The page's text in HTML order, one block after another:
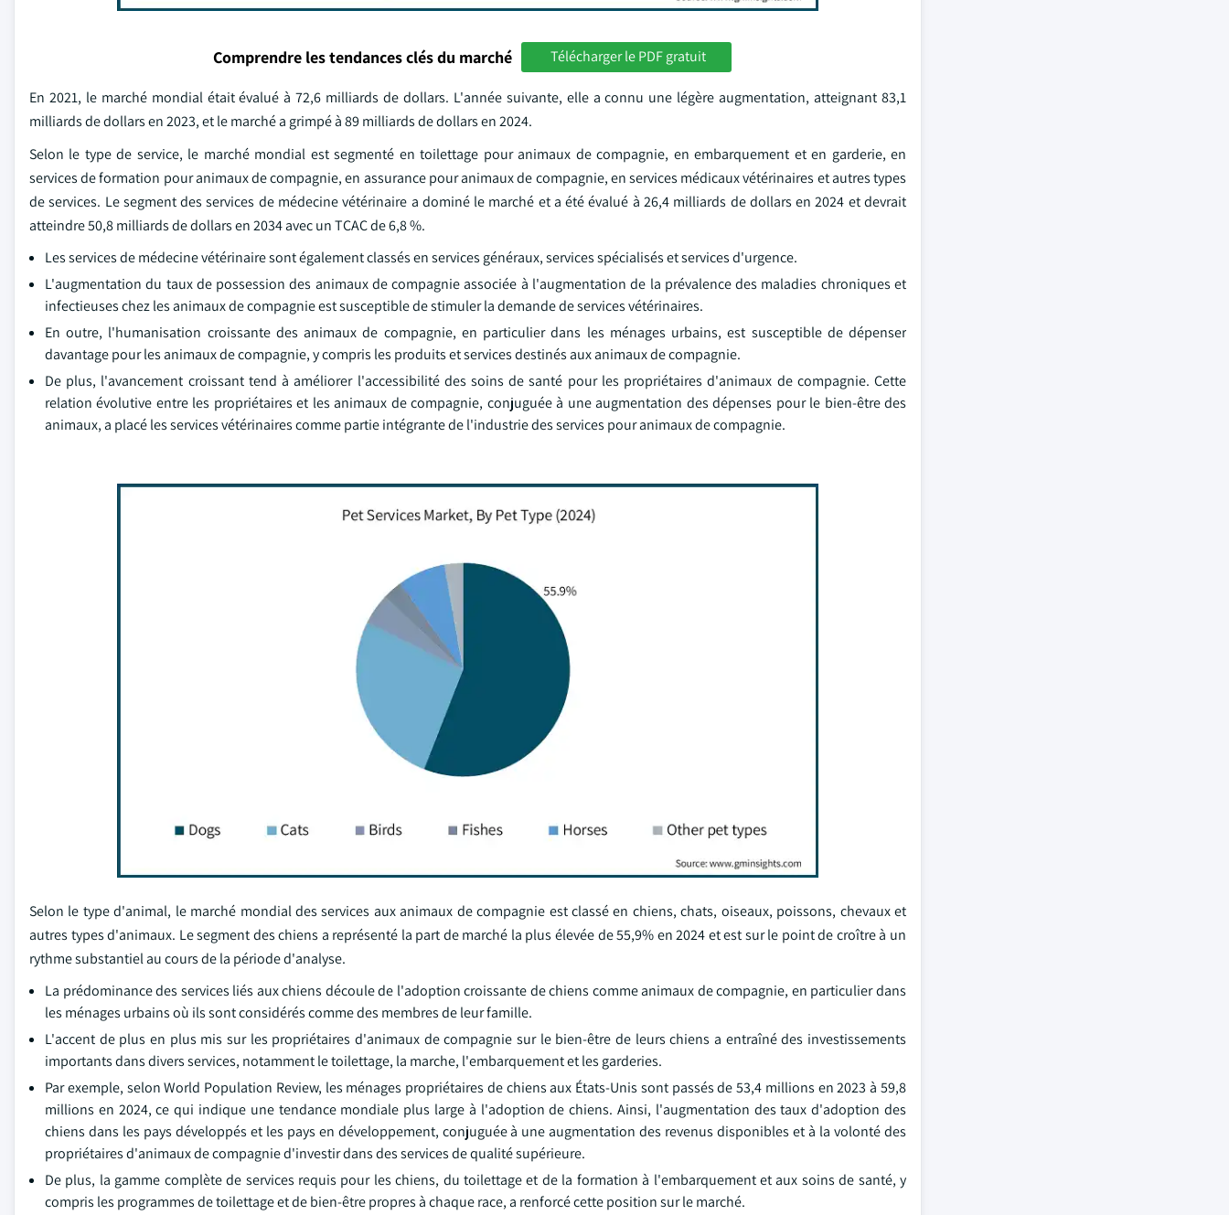
Comprendre les tendances clés du marché Télécharger le PDF gratuit
En 2021, le marché mondial était évalué à 72,6 milliards de dollars. L'année suivante, elle a connu une légère augmentation, atteignant 83,1
milliards de dollars en 2023, et le marché a grimpé à 89 milliards de dollars en 2024.
Selon le type de service, le marché mondial est segmenté en toilettage pour animaux de compagnie, en embarquement et en garderie, en
services de formation pour animaux de compagnie, en assurance pour animaux de compagnie, en services médicaux vétérinaires et autres types
de services. Le segment des services de médecine vétérinaire a dominé le marché et a été évalué à 26,4 milliards de dollars en 2024 et devrait
atteindre 50,8 milliards de dollars en 2034 avec un TCAC de 6,8 %.
Les services de médecine vétérinaire sont également classés en services généraux, services spécialisés et services d'urgence.
L'augmentation du taux de possession des animaux de compagnie associée à l'augmentation de la prévalence des maladies chroniques et
infectieuses chez les animaux de compagnie est susceptible de stimuler la demande de services vétérinaires.
En outre, l'humanisation croissante des animaux de compagnie, en particulier dans les ménages urbains, est susceptible de dépenser
davantage pour les animaux de compagnie, y compris les produits et services destinés aux animaux de compagnie.
De plus, l'avancement croissant tend à améliorer l'accessibilité des soins de santé pour les propriétaires d'animaux de compagnie. Cette
relation évolutive entre les propriétaires et les animaux de compagnie, conjuguée à une augmentation des dépenses pour le bien-être des
animaux, a placé les services vétérinaires comme partie intégrante de l'industrie des services pour animaux de compagnie.
Selon le type d'animal, le marché mondial des services aux animaux de compagnie est classé en chiens, chats, oiseaux, poissons, chevaux et
autres types d'animaux. Le segment des chiens a représenté la part de marché la plus élevée de 55,9% en 2024 et est sur le point de croître à un
rythme substantiel au cours de la période d'analyse.
La prédominance des services liés aux chiens découle de l'adoption croissante de chiens comme animaux de compagnie, en particulier dans
les ménages urbains où ils sont considérés comme des membres de leur famille.
L'accent de plus en plus mis sur les propriétaires d'animaux de compagnie sur le bien-être de leurs chiens a entraîné des investissements
importants dans divers services, notamment le toilettage, la marche, l'embarquement et les garderies.
Par exemple, selon World Population Review, les ménages propriétaires de chiens aux États-Unis sont passés de 53,4 millions en 2023 à 59,8
millions en 2024, ce qui indique une tendance mondiale plus large à l'adoption de chiens. Ainsi, l'augmentation des taux d'adoption des
chiens dans les pays développés et les pays en développement, conjuguée à une augmentation des revenus disponibles et à la volonté des
propriétaires d'animaux de compagnie d'investir dans des services de qualité supérieure.
De plus, la gamme complète de services requis pour les chiens, du toilettage et de la formation à l'embarquement et aux soins de santé, y
compris les programmes de toilettage et de bien-être propres à chaque race, a renforcé cette position sur le marché.